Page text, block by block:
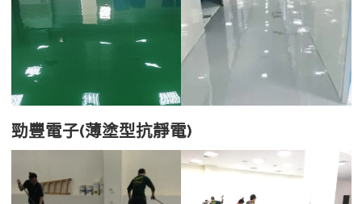
勁豐電子(薄塗型抗靜電)